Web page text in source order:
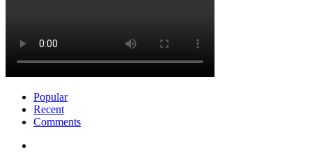
Popular
Recent
Comments